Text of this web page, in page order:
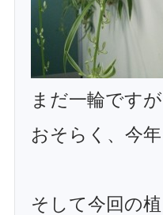
まだ一輪です
おそらく、今
そして今回の